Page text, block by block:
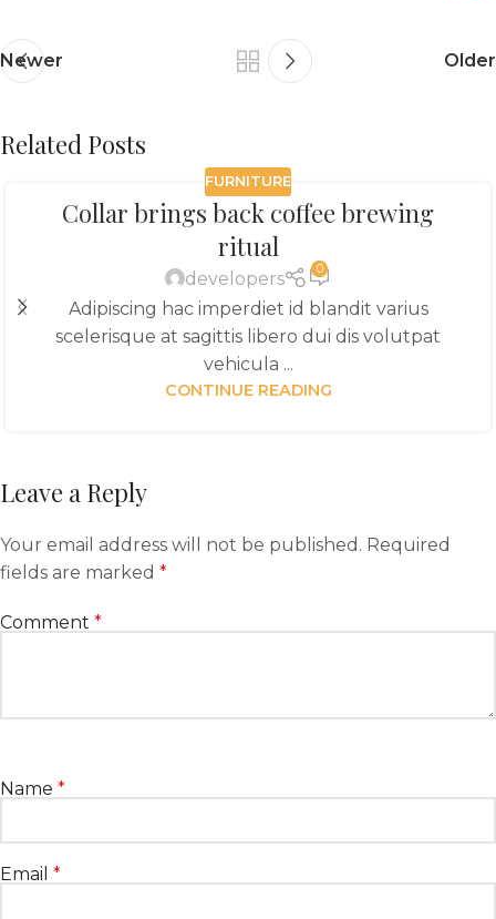
Newer Older
Related Posts
FURNITURE
Collar brings back coffee brewing
ritual
developers 0
Adipiscing hac imperdiet id blandit varius
scelerisque at sagittis libero dui dis volutpat
vehicula ...
CONTINUE READING
Leave a Reply
Your email address will not be published. Required
fields are marked *
Comment *
Name *
Email *